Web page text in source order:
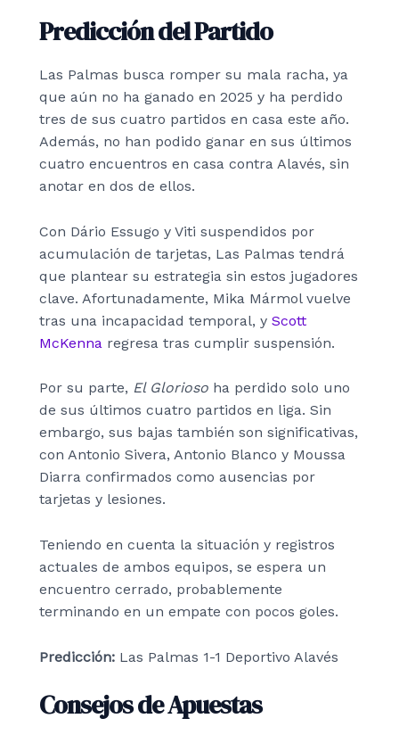
Predicción del Partido
Las Palmas busca romper su mala racha, ya
que aún no ha ganado en 2025 y ha perdido
tres de sus cuatro partidos en casa este año.
Además, no han podido ganar en sus últimos
cuatro encuentros en casa contra Alavés, sin
anotar en dos de ellos.
Con Dário Essugo y Viti suspendidos por
acumulación de tarjetas, Las Palmas tendrá
que plantear su estrategia sin estos jugadores
clave. Afortunadamente, Mika Mármol vuelve
tras una incapacidad temporal, y Scott
McKenna regresa tras cumplir suspensión.
Por su parte, El Glorioso ha perdido solo uno
de sus últimos cuatro partidos en liga. Sin
embargo, sus bajas también son significativas,
con Antonio Sivera, Antonio Blanco y Moussa
Diarra confirmados como ausencias por
tarjetas y lesiones.
Teniendo en cuenta la situación y registros
actuales de ambos equipos, se espera un
encuentro cerrado, probablemente
terminando en un empate con pocos goles.
Predicción: Las Palmas 1-1 Deportivo Alavés
Consejos de Apuestas